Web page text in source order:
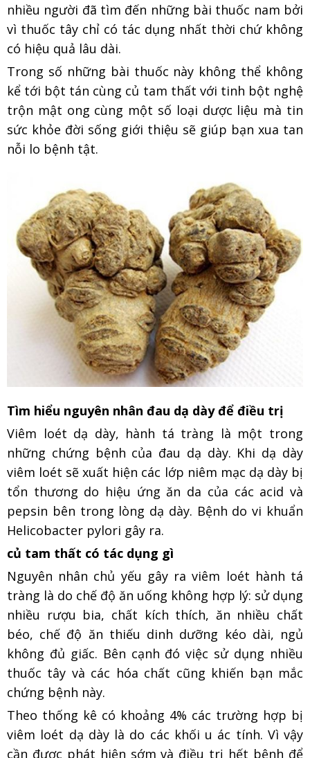
nhiều người đã tìm đến những bài thuốc nam bởi
vì thuốc tây chỉ có tác dụng nhất thời chứ không
có hiệu quả lâu dài.
Trong số những bài thuốc này không thể không
kể tới bột tán cùng củ tam thất với tinh bột nghệ
trộn mật ong cùng một số loại dược liệu mà tin
sức khỏe đời sống giới thiệu sẽ giúp bạn xua tan
nỗi lo bệnh tật.
Tìm hiểu nguyên nhân đau dạ dày để điều trị
Viêm loét dạ dày, hành tá tràng là một trong
những chứng bệnh của đau dạ dày. Khi dạ dày
viêm loét sẽ xuất hiện các lớp niêm mạc dạ dày bị
tổn thương do hiệu ứng ăn da của các acid và
pepsin bên trong lòng dạ dày. Bệnh do vi khuẩn
Helicobacter pylori gây ra.
củ tam thất có tác dụng gì
Nguyên nhân chủ yếu gây ra viêm loét hành tá
tràng là do chế độ ăn uống không hợp lý: sử dụng
nhiều rượu bia, chất kích thích, ăn nhiều chất
béo, chế độ ăn thiếu dinh dưỡng kéo dài, ngủ
không đủ giấc. Bên cạnh đó việc sử dụng nhiều
thuốc tây và các hóa chất cũng khiến bạn mắc
chứng bệnh này.
Theo thống kê có khoảng 4% các trường hợp bị
viêm loét dạ dày là do các khối u ác tính. Vì vậy
cần được phát hiện sớm và điều trị hết bệnh để